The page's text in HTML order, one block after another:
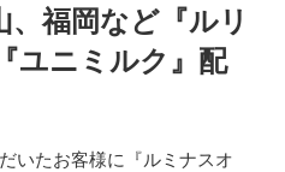
福岡など『ルリ
ユニミルク』配
いたお客様に『ルミナスオ